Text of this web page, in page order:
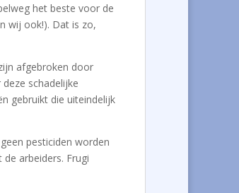
het beste voor de
wij ook!). Dat is zo,
afgebroken door
schadelijke
gebruikt die uiteindelijk
pesticiden worden
arbeiders. Frugi